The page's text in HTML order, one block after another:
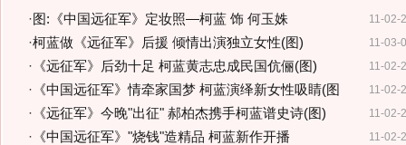
11-02-
· 图:《中国远征军》定妆照—柯蓝 饰 何玉姝
11-03-
·柯蓝做《远征军》后援 倾情出演独立女性(图)
11-02-
· 《远征军》后劲十足 柯蓝黄志忠成民国伉俪(图)
11-02-
· 《中国远征军》情牵家国梦 柯蓝演绎新女性吸睛(图
11-02-
· 《远征军》今晚"出征" 郝柏杰携手柯蓝谱史诗(图)
11-02-
· 《中国远征军》"烧钱"造精品 柯蓝新作开播